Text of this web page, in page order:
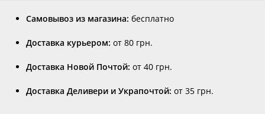
Самовывоз из магазина: бесплатно
Доставка курьером: от 80 грн.
Доставка Новой Почтой: от 40 грн.
Доставка Деливери и Украпочтой: от 35 грн.